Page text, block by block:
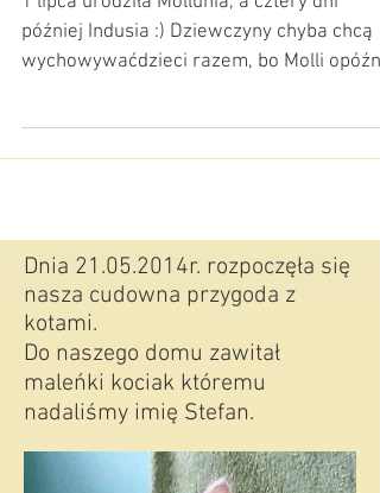
Witamy maluszki
1 lipca urodziła Mollunia, a cztery dni
wychowywaćdzieci razem, bo Molli
poród, a...
Dnia 21.05.2014r. rozpoczęła się
nasza cudowna przygoda z
kotami.
Do naszego domu zawitał
maleńki kociak któremu
nadaliśmy imię Stefan.